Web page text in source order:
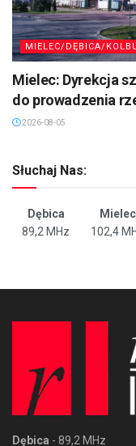
MIELEC/DĘBICA/
Mielec: Dyrekcja
do prowadzenia
2026-08-05
Słuchaj Nas:
Dębica Mielec
89,2 MHz
102,4
Dębica - 89,2 MHz